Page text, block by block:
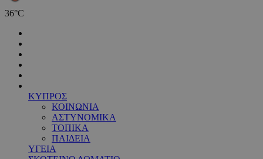
36°C
ΚΥΠΡΟΣ
ΚΟΙΝΩΝΙΑ
ΑΣΤΥΝΟΜΙΚΑ
ΤΟΠΙΚΑ
ΠΑΙΔΕΙΑ
ΥΓΕΙΑ